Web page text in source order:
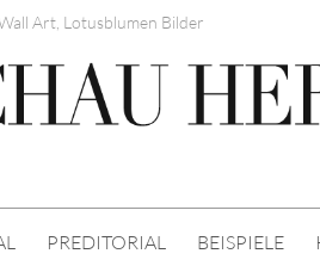
Art, Lotusblumen Bilder
PREDITORIAL BEISPIELE